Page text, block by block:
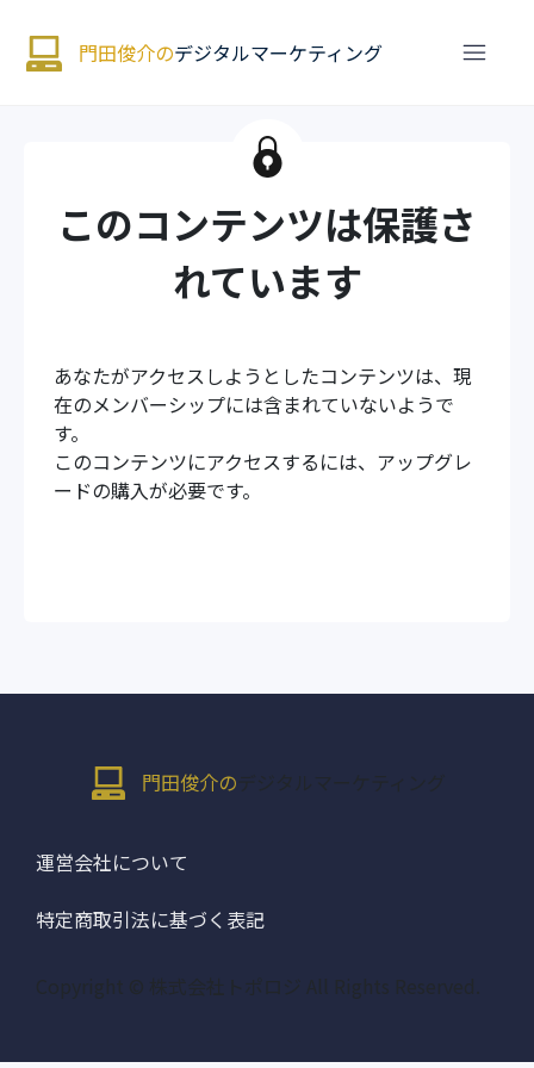
門田俊介のデジタルマーケティング
このコンテンツは保護さ
れています
あなたがアクセスしようとしたコンテンツは、現
在のメンバーシップには含まれていないようで
す。
このコンテンツにアクセスするには、アップグレ
ードの購入が必要です。
門田俊介の デジタルマーケティング
運営会社について
特定商取引法に基づく表記
Copyright © 株式会社トポロジ All Rights Reserved.